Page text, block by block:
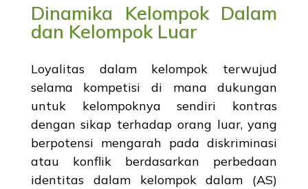
Dinamika Kelompok Dalam
dan Kelompok Luar
Loyalitas dalam kelompok terwujud
selama kompetisi di mana dukungan
untuk kelompoknya sendiri kontras
dengan sikap terhadap orang luar, yang
berpotensi mengarah pada diskriminasi
atau konflik berdasarkan perbedaan
identitas dalam kelompok dalam (AS)